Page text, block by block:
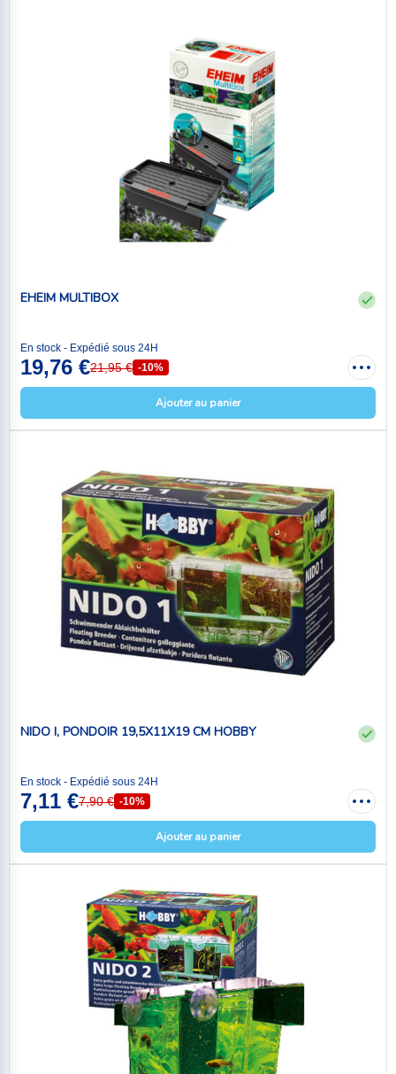
EHEIM MULTIBOX
En stock - Expédié sous 24H
19,76 €21,95 € -10%
Ajouter au panier
NIDO I, PONDOIR 19,5X11X19 CM HOBBY
En stock - Expédié sous 24H
7,11 €7,90 € -10%
Ajouter au panier